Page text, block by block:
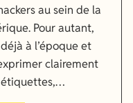
au sein de la
Pour autant,
à l’époque et
clairement
étiquettes,…